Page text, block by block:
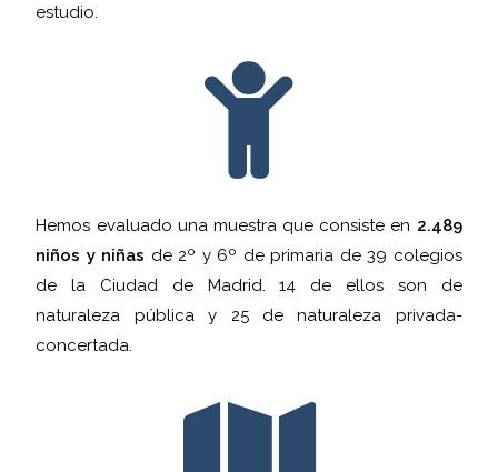
estudio.
Hemos evaluado una muestra que consiste en 2.489
niños y niñas de 2º y 6º de primaria de 39 colegios
de la Ciudad de Madrid. 14 de ellos son de
naturaleza pública y 25 de naturaleza privada-
concertada.